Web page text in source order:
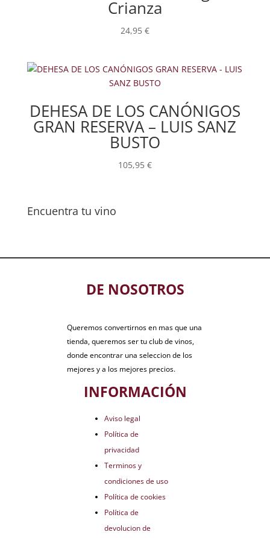
Crianza
24,95 €
DEHESA DE LOS CANÓNIGOS
GRAN RESERVA – LUIS SANZ
BUSTO
105,95 €
Encuentra tu vino
DE NOSOTROS
Queremos convertirnos en mas que una
tienda, queremos ser tu club de vinos,
donde encontrar una seleccion de los
mejores y a los mejores precios.
INFORMACIÓN
Aviso legal
Política de
privacidad
Terminos y
condiciones de uso
Política de cookies
Política de
devolucion de